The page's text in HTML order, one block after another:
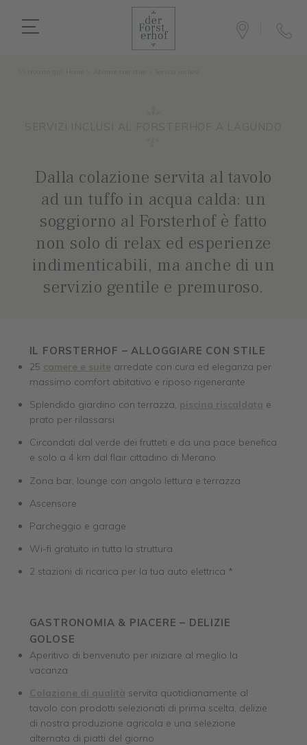
Dalla colazione servita al tavolo
ad un tuffo in acqua calda: un
soggiorno al Forsterhof è fatto
non solo di relax ed esperienze
indimenticabili, ma anche di un
servizio gentile e premuroso.
IL FORSTERHOF – ALLOGGIARE CON STILE
25 camere e suite arredate con cura ed eleganza per
massimo comfort abitativo e riposo rigenerante
Splendido giardino con terrazza, piscina riscaldata e
prato per rilassarsi
Circondati dal verde dei frutteti e da una pace benefica
e solo a 4 km dal flair cittadino di Merano
Zona bar, lounge con angolo lettura e terrazza
Ascensore
Parcheggio e garage
Wi-fi gratuito in tutta la struttura
2 stazioni di ricarica per la tua auto elettrica *
GASTRONOMIA & PIACERE – DELIZIE
GOLOSE
Aperitivo di benvenuto per iniziare al meglio la
vacanza
Colazione di qualità servita quotidianamente al
tavolo con prodotti selezionati di prima scelta, delizie
di nostra produzione agricola e una selezione
alternata di piatti del giorno